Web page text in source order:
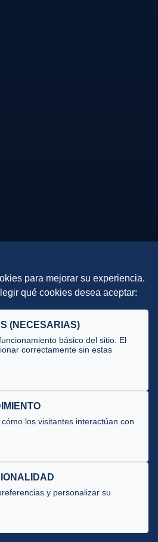
50018 Zaragoza
para mejorar su experiencia.
qué cookies desea aceptar:
(NECESARIAS)
básico del sitio. El
correctamente sin estas
los visitantes interactúan con
y personalizar su